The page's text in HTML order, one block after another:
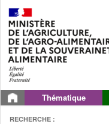
Thématique
RECHERCHE :